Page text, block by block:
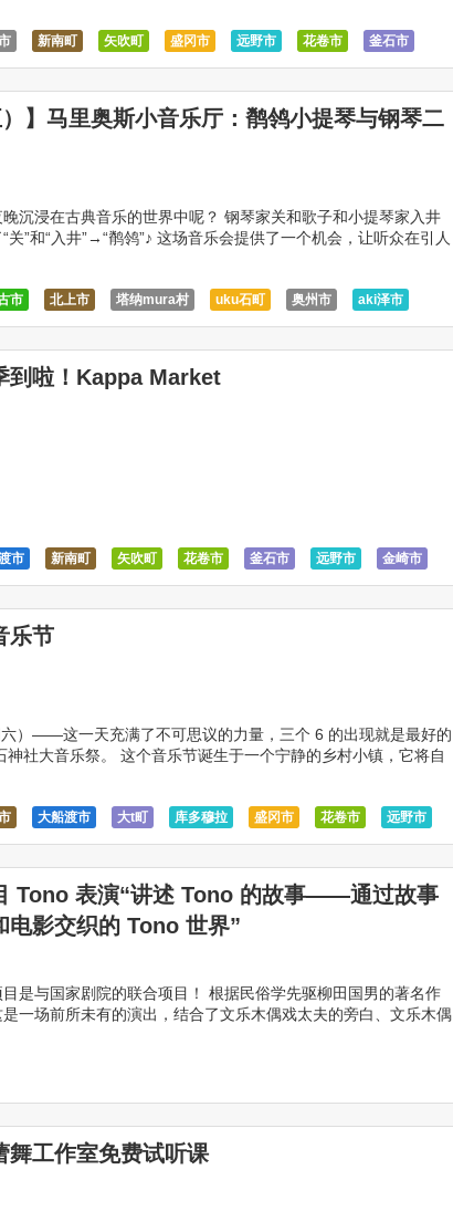
新南町 矢吹町 盛冈市 远野市 花卷市 釜石市
）】马里奥斯小音乐厅：鹡鸰小提琴与钢琴二
沉浸在古典音乐的世界中呢？ 钢琴家关和歌子和小提琴家入井
关”和“入井”→“鹡鸰”♪ 这场音乐会提供了一个机会，让听众在引人
市 北上市 塔纳mura村 uku石町 奥州市
aki泽市
花卷市 葛饰町 釜石市 岩手町 远野市 马里奥斯
到啦！Kappa Market
市 新南町 矢吹町 花卷市 釜石市 远野市 金崎市
乐节
）——这一天充满了不可思议的力量，三个 6 的出现就是最好的
神社大音乐祭。 这个音乐节诞生于一个宁静的乡村小镇，它将自
大船渡市 大t町 库多穆拉 盛冈市 花卷市
远野市
Tono 表演“讲述 Tono 的故事——通过故事
电影交织的 Tono 世界”
是与国家剧院的联合项目！ 根据民俗学先驱柳田国男的著名作
一场前所未有的演出，结合了文乐木偶戏太夫的旁白、文乐木偶
舞工作室免费试听课